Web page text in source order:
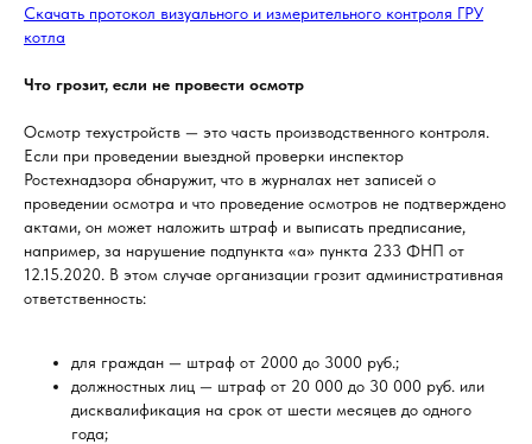
Скачать протокол визуального и измерительного контроля ГРУ
котла
Что грозит, если не провести осмотр
Осмотр техустройств — это часть производственного контроля.
Если при проведении выездной проверки инспектор
Ростехнадзора обнаружит, что в журналах нет записей о
проведении осмотра и что проведение осмотров не подтверждено
актами, он может наложить штраф и выписать предписание,
например, за нарушение подпункта «а» пункта 233 ФНП от
12.15.2020. В этом случае организации грозит административная
ответственность:
для граждан — штраф от 2000 до 3000 руб.;
должностных лиц — штраф от 20 000 до 30 000 руб. или
дисквалификация на срок от шести месяцев до одного
года;